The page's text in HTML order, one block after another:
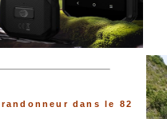
dans le 82